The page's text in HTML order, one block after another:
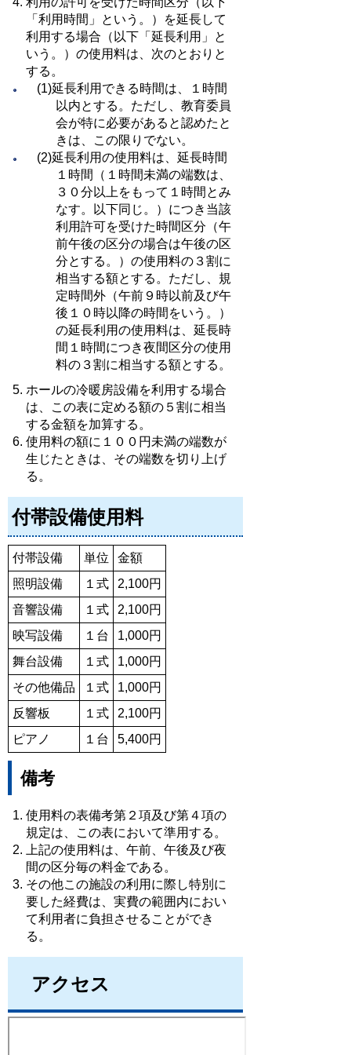
「利用時間」という。）を延長して
利用する場合（以下「延長利用」と
いう。）の使用料は、次のとおりと
する。
(1)延長利用できる時間は、１時間
以内とする。ただし、教育委員
会が特に必要があると認めたと
きは、この限りでない。
(2)延長利用の使用料は、延長時間
１時間（１時間未満の端数は、
３０分以上をもって１時間とみ
なす。以下同じ。）につき当該
利用許可を受けた時間区分（午
前午後の区分の場合は午後の区
分とする。）の使用料の３割に
相当する額とする。ただし、規
定時間外（午前９時以前及び午
後１０時以降の時間をいう。）
の延長利用の使用料は、延長時
間１時間につき夜間区分の使用
料の３割に相当する額とする。
ホールの冷暖房設備を利用する場合
は、この表に定める額の５割に相当
する金額を加算する。
使用料の額に１００円未満の端数が
生じたときは、その端数を切り上げ
る。
付帯設備使用料
付帯設備 単位
金額
照明設備
１式
2,100円
音響設備
１式
2,100円
映写設備
１台
1,000円
舞台設備
１式
1,000円
その他備品
１式
1,000円
反響板
１式
2,100円
ピアノ
１台 5,400円
備考
使用料の表備考第２項及び第４項の
規定は、この表において準用する。
上記の使用料は、午前、午後及び夜
間の区分毎の料金である。
その他この施設の利用に際し特別に
要した経費は、実費の範囲内におい
て利用者に負担させることができ
る。
アクセス